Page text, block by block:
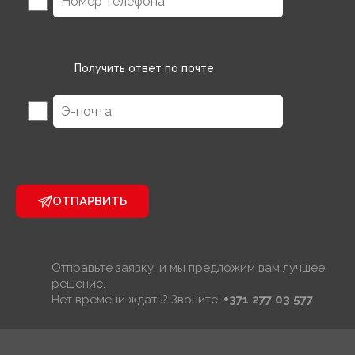
Получить ответ по почте
ОТПАРВИТЬ
Отправьте заявку, и мы предложим вам лучшее
решение.
Нет времени ждать? Звоните: +371 277 03 577